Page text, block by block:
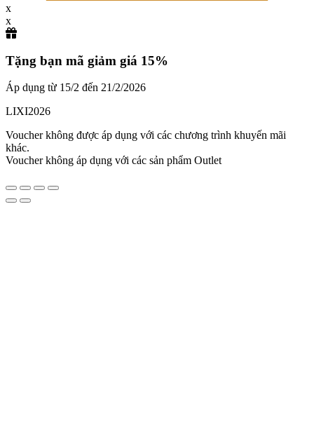
x
x
Tặng bạn mã giảm giá 15%
Áp dụng từ 15/2 đến 21/2/2026
LIXI2026
Voucher không được áp dụng với các chương trình khuyến mãi
khác.
Voucher không áp dụng với các sản phẩm Outlet